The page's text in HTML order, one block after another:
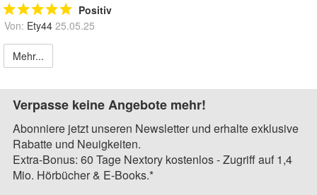
Positiv
Von: Ety44 25.05.25
Mehr...
Verpasse keine Angebote mehr!
Abonniere jetzt unseren Newsletter und erhalte exklusive
Rabatte und Neuigkeiten.
Extra-Bonus: 60 Tage Nextory kostenlos - Zugriff auf 1,4
Mio. Hörbücher & E-Books.*